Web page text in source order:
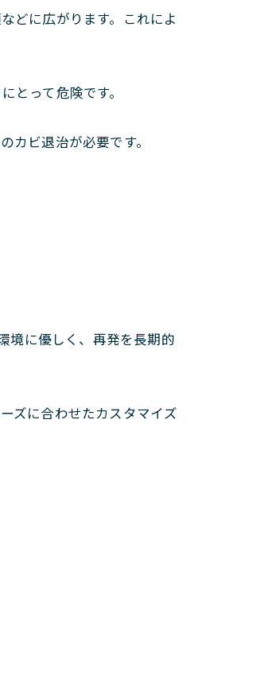
どに広がります。これによ
とって危険です。
ビ退治が必要です。
境に優しく、再発を長期的
ズに合わせたカスタマイズ